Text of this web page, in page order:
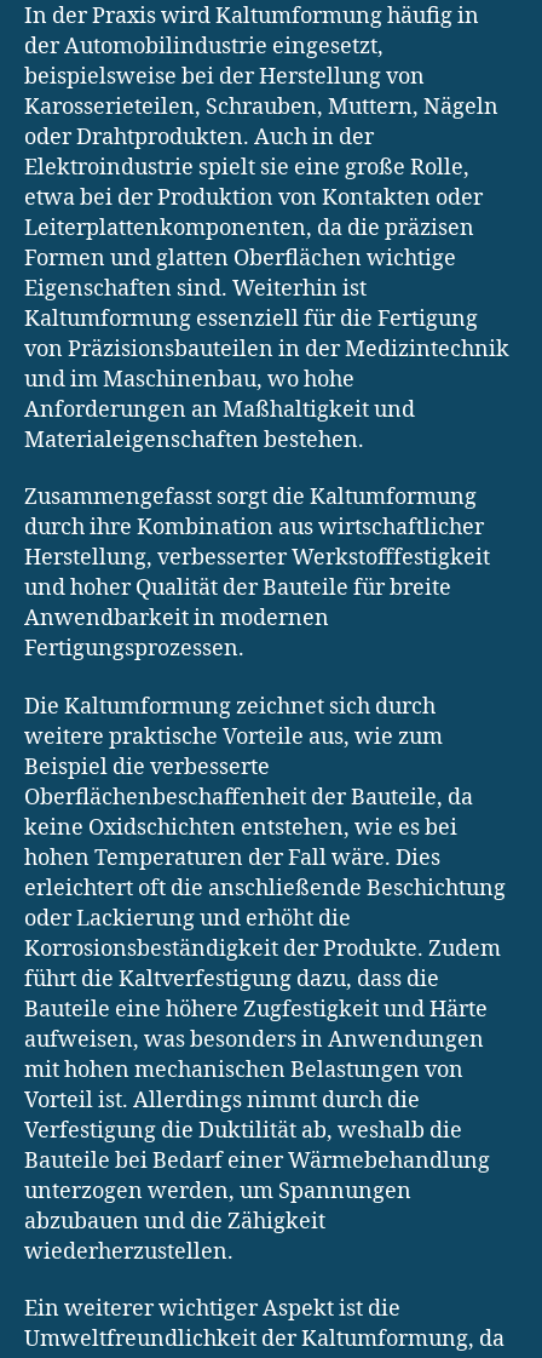
In der Praxis wird Kaltumformung häufig in
der Automobilindustrie eingesetzt,
beispielsweise bei der Herstellung von
Karosserieteilen, Schrauben, Muttern, Nägeln
oder Drahtprodukten. Auch in der
Elektroindustrie spielt sie eine große Rolle,
etwa bei der Produktion von Kontakten oder
Leiterplattenkomponenten, da die präzisen
Formen und glatten Oberflächen wichtige
Eigenschaften sind. Weiterhin ist
Kaltumformung essenziell für die Fertigung
von Präzisionsbauteilen in der Medizintechnik
und im Maschinenbau, wo hohe
Anforderungen an Maßhaltigkeit und
Materialeigenschaften bestehen.
Zusammengefasst sorgt die Kaltumformung
durch ihre Kombination aus wirtschaftlicher
Herstellung, verbesserter Werkstofffestigkeit
und hoher Qualität der Bauteile für breite
Anwendbarkeit in modernen
Fertigungsprozessen.
Die Kaltumformung zeichnet sich durch
weitere praktische Vorteile aus, wie zum
Beispiel die verbesserte
Oberflächenbeschaffenheit der Bauteile, da
keine Oxidschichten entstehen, wie es bei
hohen Temperaturen der Fall wäre. Dies
erleichtert oft die anschließende Beschichtung
oder Lackierung und erhöht die
Korrosionsbeständigkeit der Produkte. Zudem
führt die Kaltverfestigung dazu, dass die
Bauteile eine höhere Zugfestigkeit und Härte
aufweisen, was besonders in Anwendungen
mit hohen mechanischen Belastungen von
Vorteil ist. Allerdings nimmt durch die
Verfestigung die Duktilität ab, weshalb die
Bauteile bei Bedarf einer Wärmebehandlung
unterzogen werden, um Spannungen
abzubauen und die Zähigkeit
wiederherzustellen.
Ein weiterer wichtiger Aspekt ist die
Umweltfreundlichkeit der Kaltumformung, da